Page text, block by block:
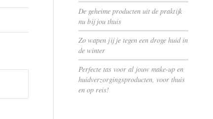
De geheime producten uit de praktijk
nu bij jou thuis
Zo wapen jij je tegen een droge huid in
de winter
Perfecte tas voor al jouw make-up en
huidverzorgingsproducten, voor thuis
en op reis!